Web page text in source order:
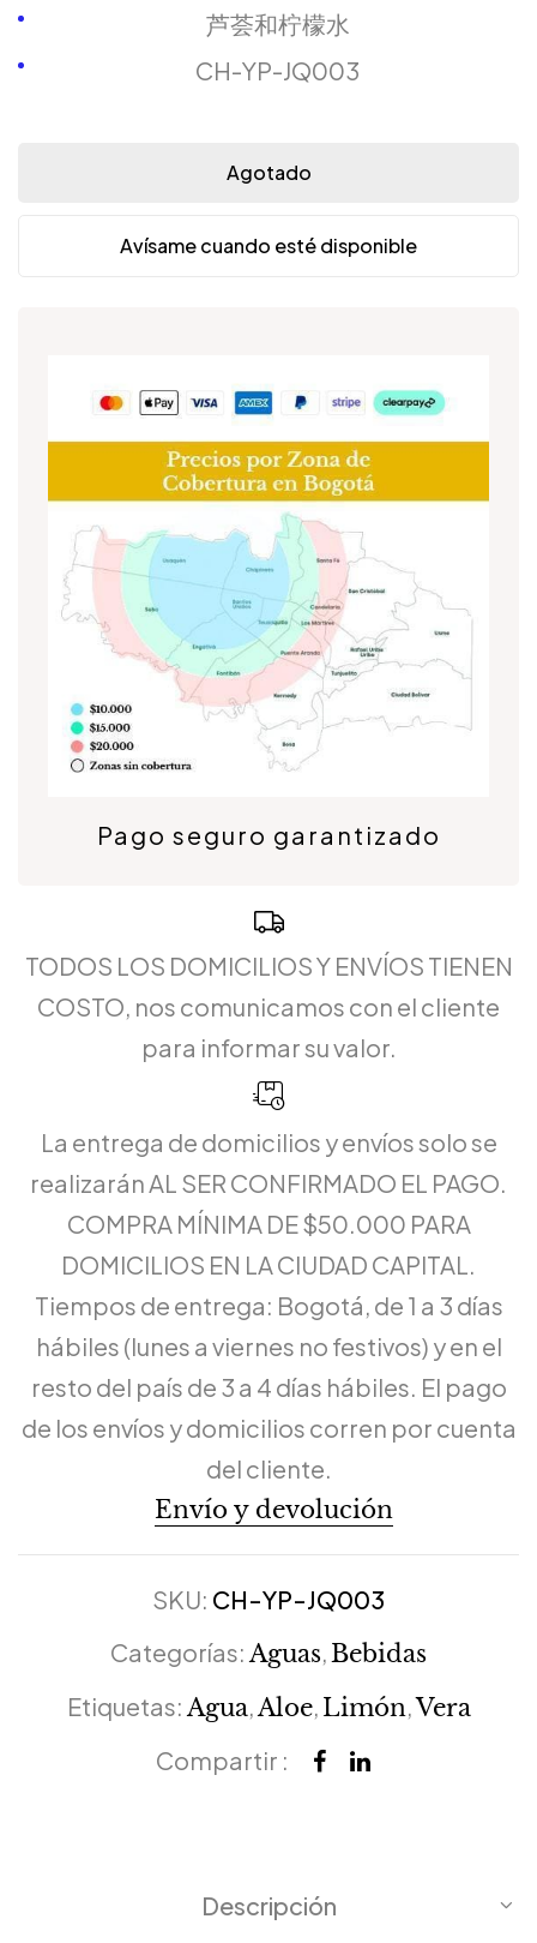
芦荟和柠檬水
CH-YP-JQ003
Agotado
Avísame cuando esté disponible
Pago seguro garantizado
TODOS LOS DOMICILIOS Y ENVÍOS TIENEN
COSTO, nos comunicamos con el cliente
para informar su valor.
La entrega de domicilios y envíos solo se
realizarán AL SER CONFIRMADO EL PAGO.
COMPRA MÍNIMA DE $50.000 PARA
DOMICILIOS EN LA CIUDAD CAPITAL.
Tiempos de entrega: Bogotá, de 1 a 3 días
hábiles (lunes a viernes no festivos) y en el
resto del país de 3 a 4 días hábiles. El pago
de los envíos y domicilios corren por cuenta
del cliente.
Envío y devolución
SKU: CH-YP-JQ003
Categorías: Aguas Bebidas
Etiquetas: Agua Aloe, Limón ,Vera
Compartir :
Descripción